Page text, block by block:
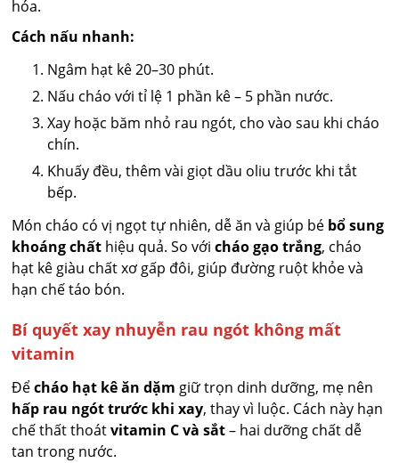
hóa.
Cách nấu nhanh:
Ngâm hạt kê 20–30 phút.
Nấu cháo với tỉ lệ 1 phần kê – 5 phần nước.
Xay hoặc băm nhỏ rau ngót, cho vào sau khi cháo
chín.
Khuấy đều, thêm vài giọt dầu oliu trước khi tắt
bếp.
Món cháo có vị ngọt tự nhiên, dễ ăn và giúp bé bổ sung
khoáng chất hiệu quả. So vớicháo gạo trắng, cháo
hạt kê giàu chất xơ gấp đôi, giúp đường ruột khỏe và
hạn chế táo bón.
Bí quyết xay nhuyễn rau ngót không mất
vitamin
Đểcháo hạt kê ăn dặm giữ trọn dinh dưỡng, mẹ nên
hấp rau ngót trước khi xay, thay vì luộc. Cách này hạn
chế thất thoátvitamin C và sắt– hai dưỡng chất dễ
tan trong nước.